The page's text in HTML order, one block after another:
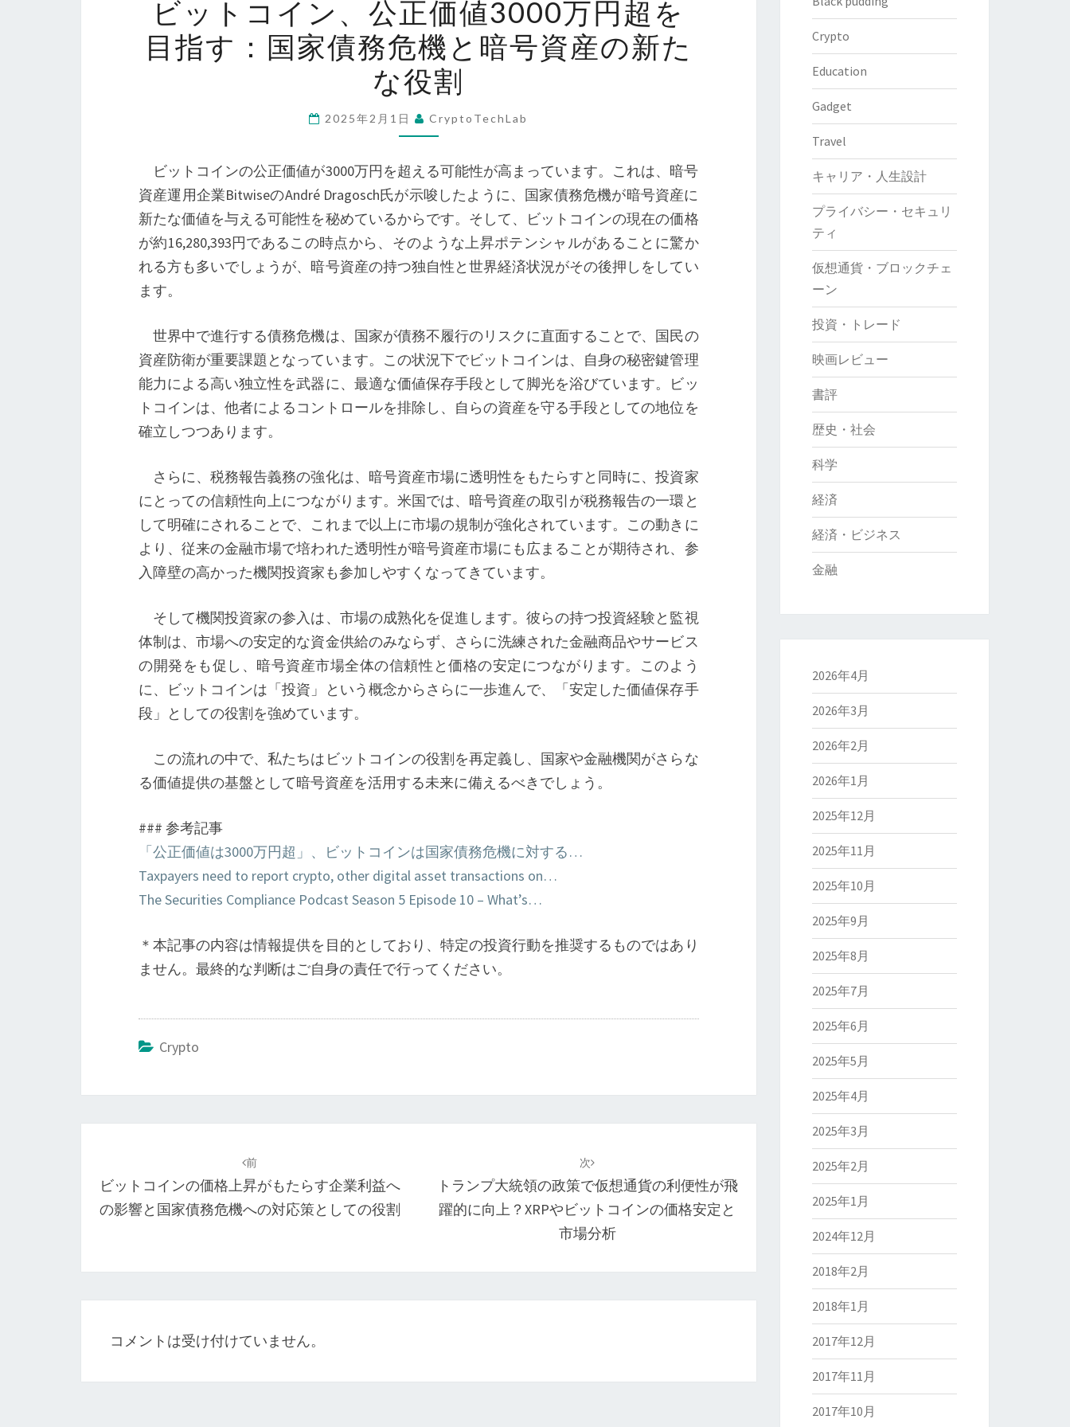
ッ
ト
コ
イ
ン、
公
価
値
3000
万
円
を
目
指
す：
国
債
務
危
機
と
号
資
産
の
な
役
ビットコイン、公正価値3000万円超を
目指す：国家債務危機と暗号資産の新た
な役割
2025年2月1日 CryptoTechLab
ビットコインの公正価値が3000万円を超える可能性が高まっています。これは、暗号
資産運用企業BitwiseのAndré Dragosch氏が示唆したように、国家債務危機が暗号資産に
新たな価値を与える可能性を秘めているからです。そして、ビットコインの現在の価格
が約16,280,393円であるこの時点から、そのような上昇ポテンシャルがあることに驚か
れる方も多いでしょうが、暗号資産の持つ独自性と世界経済状況がその後押しをしてい
ます。
世界中で進行する債務危機は、国家が債務不履行のリスクに直面することで、国民の
資産防衛が重要課題となっています。この状況下でビットコインは、自身の秘密鍵管理
能力による高い独立性を武器に、最適な価値保存手段として脚光を浴びています。ビッ
トコインは、他者によるコントロールを排除し、自らの資産を守る手段としての地位を
確立しつつあります。
さらに、税務報告義務の強化は、暗号資産市場に透明性をもたらすと同時に、投資家
にとっての信頼性向上につながります。米国では、暗号資産の取引が税務報告の一環と
して明確にされることで、これまで以上に市場の規制が強化されています。この動きに
より、従来の金融市場で培われた透明性が暗号資産市場にも広まることが期待され、参
入障壁の高かった機関投資家も参加しやすくなってきています。
そして機関投資家の参入は、市場の成熟化を促進します。彼らの持つ投資経験と監視
体制は、市場への安定的な資金供給のみならず、さらに洗練された金融商品やサービス
の開発をも促し、暗号資産市場全体の信頼性と価格の安定につながります。このよう
に、ビットコインは「投資」という概念からさらに一歩進んで、「安定した価値保存手
段」としての役割を強めています。
この流れの中で、私たちはビットコインの役割を再定義し、国家や金融機関がさらな
る価値提供の基盤として暗号資産を活用する未来に備えるべきでしょう。
### 参考記事
「公正価値は3000万円超」、ビットコインは国家債務危機に対する…
Taxpayers need to report crypto, other digital asset transactions on…
The Securities Compliance Podcast Season 5 Episode 10 – What’s…
＊本記事の内容は情報提供を目的としており、特定の投資行動を推奨するものではあり
ません。最終的な判断はご自身の責任で行ってください。
Crypto
ナ
ビ
ー
シ
前
ビットコインの価格上昇がもたらす企業利益へ
の影響と国家債務危機への対応策としての役割
次
トランプ大統領の政策で仮想通貨の利便性が飛
躍的に向上？XRPやビットコインの価格安定と
市場分析
コメントは受け付けていません。
Crypto
Education
Gadget
Travel
キャリア・人生設計
プライバシー・セキュリ
ティ
仮想通貨・ブロックチェ
ーン
投資・トレード
映画レビュー
書評
歴史・社会
科学
経済
経済・ビジネス
金融
2026年4月
2026年3月
2026年2月
2026年1月
2025年12月
2025年11月
2025年10月
2025年9月
2025年8月
2025年7月
2025年6月
2025年5月
2025年4月
2025年3月
2025年2月
2025年1月
2024年12月
2018年2月
2018年1月
2017年12月
2017年11月
2017年10月